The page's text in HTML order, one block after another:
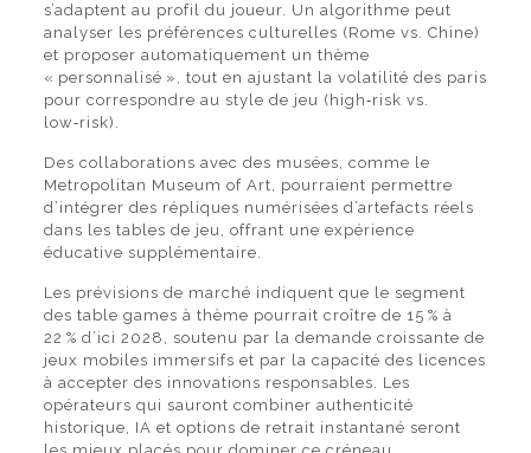
s’adaptent au profil du joueur. Un algorithme peut
analyser les préférences culturelles (Rome vs. Chine)
et proposer automatiquement un thème
« personnalisé », tout en ajustant la volatilité des paris
pour correspondre au style de jeu (high‑risk vs.
low‑risk).
Des collaborations avec des musées, comme le
Metropolitan Museum of Art, pourraient permettre
d’intégrer des répliques numérisées d’artefacts réels
dans les tables de jeu, offrant une expérience
éducative supplémentaire.
Les prévisions de marché indiquent que le segment
des table games à thème pourrait croître de 15 % à
22 % d’ici 2028, soutenu par la demande croissante de
jeux mobiles immersifs et par la capacité des licences
à accepter des innovations responsables. Les
opérateurs qui sauront combiner authenticité
historique, IA et options de retrait instantané seront